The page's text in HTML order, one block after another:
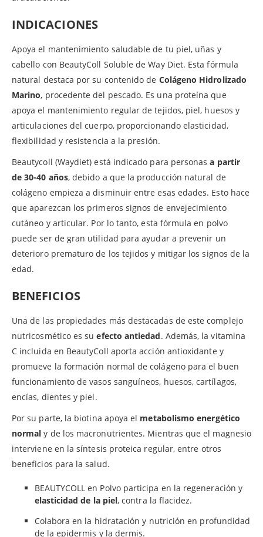
INDICACIONES
Apoya el mantenimiento saludable de tu piel, uñas y
cabello con BeautyColl Soluble de Way Diet. Esta fórmula
natural destaca por su contenido de Colágeno Hidrolizado
Marino, procedente del pescado. Es una proteína que
apoya el mantenimiento regular de tejidos, piel, huesos y
articulaciones del cuerpo, proporcionando elasticidad,
flexibilidad y resistencia a la presión.
Beautycoll (Waydiet) está indicado para personasa partir
de 30-40 años, debido a que la producción natural de
colágeno empieza a disminuir entre esas edades. Esto hace
que aparezcan los primeros signos de envejecimiento
cutáneo y articular. Por lo tanto, esta fórmula en polvo
puede ser de gran utilidad para ayudar a prevenir un
deterioro prematuro de los tejidos y mitigar los signos de la
edad.
BENEFICIOS
Una de las propiedades más destacadas de este complejo
nutricosmético es suefecto antiedad. Además, la vitamina
C incluida en BeautyColl aporta acción antioxidante y
promueve la formación normal de colágeno para el buen
funcionamiento de vasos sanguíneos, huesos, cartílagos,
encías, dientes y piel.
Por su parte, la biotina apoya el metabolismo energético
normal y de los macronutrientes. Mientras que el magnesio
interviene en la síntesis proteica regular, entre otros
beneficios para la salud.
BEAUTYCOLL en Polvo participa en la regeneración y
elasticidad de la piel, contra la flacidez.
Colabora en la hidratación y nutrición en profundidad
de la epidermis y la dermis.